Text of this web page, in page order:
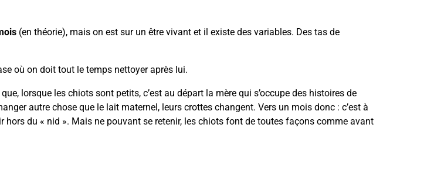
(en théorie), mais on est sur un être vivant et il existe des variables. Des tas de
où on doit tout le temps nettoyer après lui.
lorsque les chiots sont petits, c’est au départ la mère qui s’occupe des histoires de
autre chose que le lait maternel, leurs crottes changent. Vers un mois donc : c’est à
hors du « nid ». Mais ne pouvant se retenir, les chiots font de toutes façons comme avant